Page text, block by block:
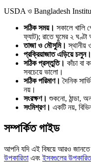
USDA ও Bangladesh
সঠিক সময়। সকালে খালি
ফ্যাট); রাতে ঘুমের ২
তাজা ও মৌসুমি। স্থানীয়
প্রক্রিয়াজাত এড়িয়ে চলুন।
সঠিক প্রস্তুতি। কাঁচা বা
সবচেয়ে ভালো।
সঠিক পরিমাণ। দৈনিক
নয়।
সংরক্ষণ। শুকনো, ঠান্ডা,
সংমিশ্রণ। একটি নয়,
সম্পর্কিত গাইড
আপনি যদি এই বিষয়ে আরও
উপকারিতা এবংইসবগুলের